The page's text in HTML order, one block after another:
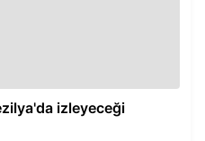
izleyeceği